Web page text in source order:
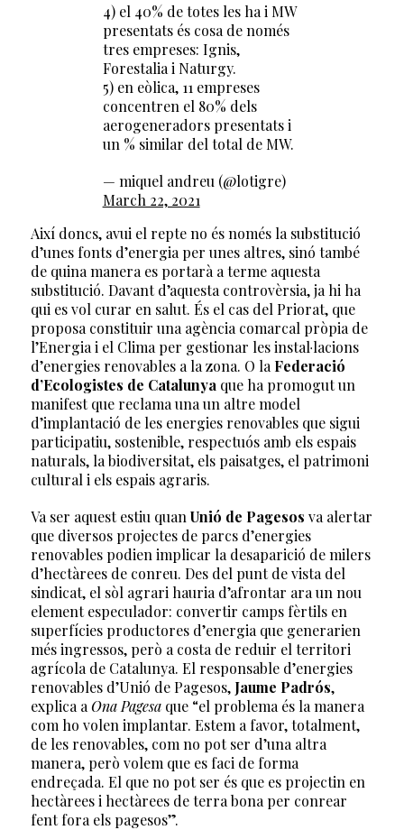
4) el 40% de totes les ha i MW
presentats és cosa de només
tres empreses: Ignis,
Forestalia i Naturgy.
5) en eòlica, 11 empreses
concentren el 80% dels
aerogeneradors presentats i
un % similar del total de MW.
— miquel andreu (@lotigre)
March 22, 2021
Així doncs, avui el repte no és només la substitució
d’unes fonts d’energia per unes altres, sinó també
de quina manera es portarà a terme aquesta
substitució. Davant d’aquesta controvèrsia, ja hi ha
qui es vol curar en salut. És el cas del Priorat, que
proposa constituir una agència comarcal pròpia de
l’Energia i el Clima per gestionar les instal·lacions
d’energies renovables a la zona. O la Federació
d’Ecologistes de Catalunya que ha promogut un
manifest que reclama una un altre model
d’implantació de les energies renovables que sigui
participatiu, sostenible, respectuós amb els espais
naturals, la biodiversitat, els paisatges, el patrimoni
cultural i els espais agraris.
Va ser aquest estiu quan Unió de Pagesos va alertar
que diversos projectes de parcs d’energies
renovables podien implicar la desaparició de milers
d’hectàrees de conreu. Des del punt de vista del
sindicat, el sòl agrari hauria d’afrontar ara un nou
element especulador: convertir camps fèrtils en
superfícies productores d’energia que generarien
més ingressos, però a costa de reduir el territori
agrícola de Catalunya. El responsable d’energies
renovables d’Unió de Pagesos, Jaume Padrós,
explica a Ona Pagesaque “el problema és la manera
com ho volen implantar. Estem a favor, totalment,
de les renovables, com no pot ser d’una altra
manera, però volem que es faci de forma
endreçada. El que no pot ser és que es projectin en
hectàrees i hectàrees de terra bona per conrear
fent fora els pagesos”.